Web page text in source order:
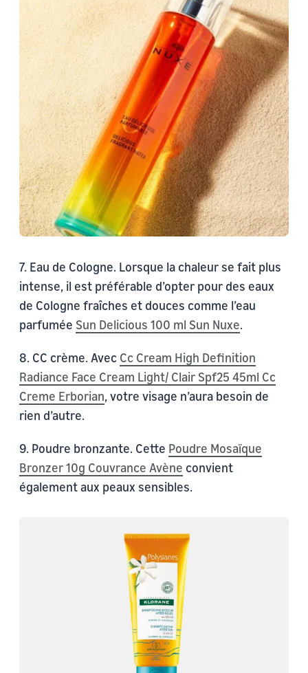
7. Eau de Cologne. Lorsque la chaleur se fait plus
intense, il est préférable d’opter pour des eaux
de Cologne fraîches et douces comme l’eau
parfumée Sun Delicious 100 ml Sun Nuxe.
8. CC crème. Avec Cc Cream High Definition
Radiance Face Cream Light/ Clair Spf25 45ml Cc
Creme Erborian, votre visage n’aura besoin de
rien d’autre.
9. Poudre bronzante. Cette Poudre Mosaïque
Bronzer 10g Couvrance Avène convient
également aux peaux sensibles.